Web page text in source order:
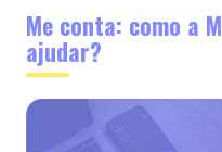
Me conta: como a
ajudar?